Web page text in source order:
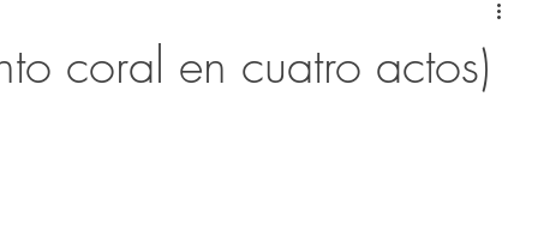
coral en cuatro actos)